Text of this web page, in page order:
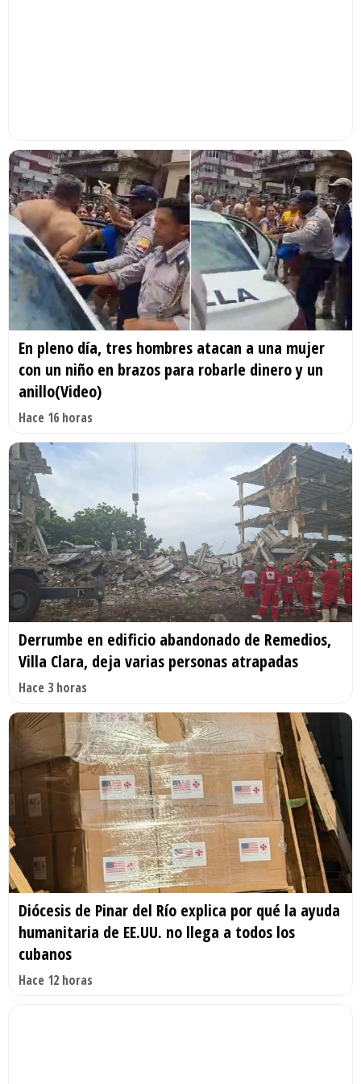
En pleno día, tres hombres atacan a una mujer
con un niño en brazos para robarle dinero y un
anillo(Video)
Hace 16 horas
Derrumbe en edificio abandonado de Remedios,
Villa Clara, deja varias personas atrapadas
Hace 3 horas
Diócesis de Pinar del Río explica por qué la ayuda
humanitaria de EE.UU. no llega a todos los
cubanos
Hace 12 horas